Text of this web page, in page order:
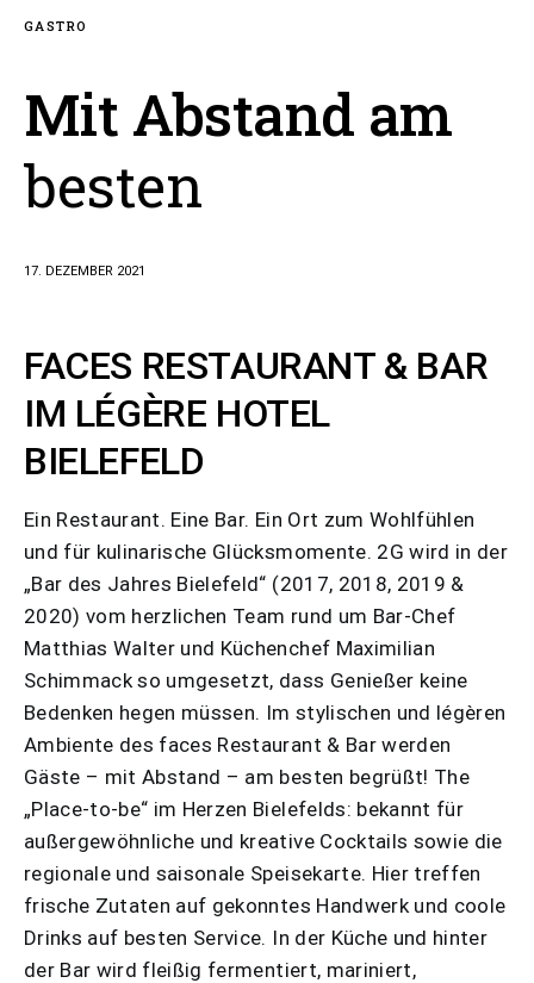
GASTRO
Mit Abstand am
besten
17. DEZEMBER 2021
FACES RESTAURANT & BAR
IM LÉGÈRE HOTEL
BIELEFELD
Ein Restaurant. Eine Bar. Ein Ort zum Wohlfühlen
und für kulinarische Glücksmomente. 2G wird in der
„Bar des Jahres Bielefeld“ (2017, 2018, 2019 &
2020) vom herzlichen Team rund um Bar-Chef
Matthias Walter und Küchenchef Maximilian
Schimmack so umgesetzt, dass Genießer keine
Bedenken hegen müssen. Im stylischen und légèren
Ambiente des faces Restaurant & Bar werden
Gäste – mit Abstand – am besten begrüßt! The
„Place-to-be“ im Herzen Bielefelds: bekannt für
außergewöhnliche und kreative Cocktails sowie die
regionale und saisonale Speisekarte. Hier treffen
frische Zutaten auf gekonntes Handwerk und coole
Drinks auf besten Service. In der Küche und hinter
der Bar wird fleißig fermentiert, mariniert,